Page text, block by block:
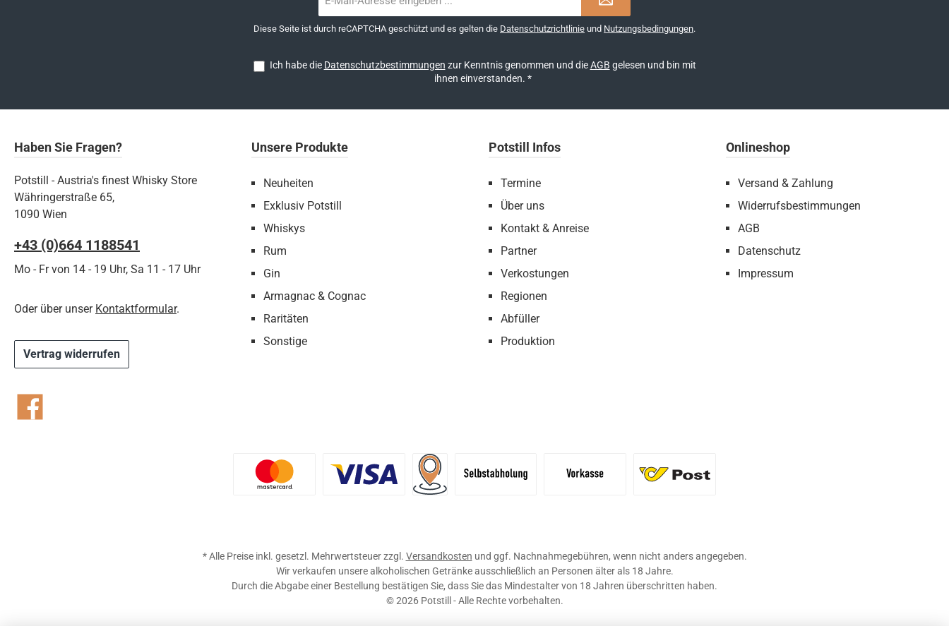
Mail-
Diese Seite ist durch reCAPTCHA geschützt und es gelten die Datenschutzrichtlinie und Nutzungsbedingungen.
Ich habe die Datenschutzbestimmungen zur Kenntnis genommen und dieAGB gelesen und bin mit
ihnen einverstanden. *
Haben Sie Fragen?
Potstill - Austria's finest Whisky Store
Währingerstraße 65,
1090 Wien
+43 (0)664 1188541‬
Mo - Fr von 14 - 19 Uhr, Sa 11 - 17 Uhr
Oder über unser Kontaktformular.
Vertrag widerrufen
Facebook
Unsere Produkte
Neuheiten
Exklusiv Potstill
Whiskys
Rum
Gin
Armagnac & Cognac
Raritäten
Sonstige
Potstill Infos
Termine
Über uns
Kontakt & Anreise
Partner
Verkostungen
Regionen
Abfüller
Produktion
Onlineshop
Versand & Zahlung
Widerrufsbestimmungen
AGB
Datenschutz
Impressum
* Alle Preise inkl. gesetzl. Mehrwertsteuer zzgl. Versandkosten und ggf. Nachnahmegebühren, wenn nicht anders angegeben.
Wir verkaufen unsere alkoholischen Getränke ausschließlich an Personen älter als 18 Jahre.
Durch die Abgabe einer Bestellung bestätigen Sie, dass Sie das Mindestalter von 18 Jahren überschritten haben.
© 2026 Potstill - Alle Rechte vorbehalten.